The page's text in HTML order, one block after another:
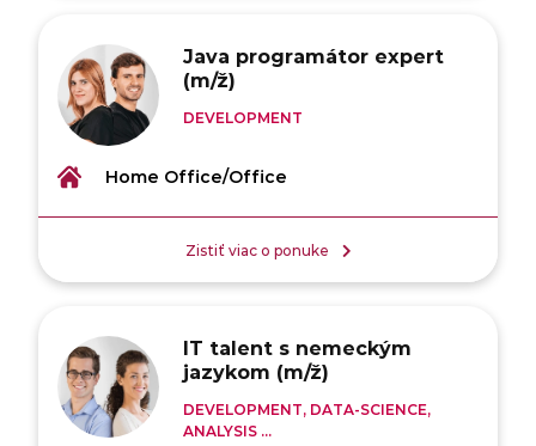
Java programátor expert
(m/ž)
DEVELOPMENT
Home Office/Office
Zistiť viac o ponuke
IT talent s nemeckým
jazykom (m/ž)
DEVELOPMENT, DATA-SCIENCE,
ANALYSIS ...